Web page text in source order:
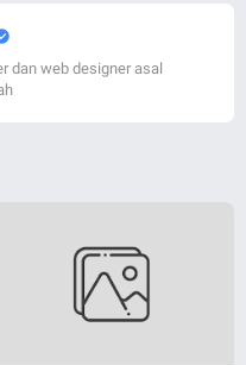
dan web designer asal